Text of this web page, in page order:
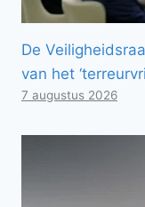
De
van het
7 augustus 2026